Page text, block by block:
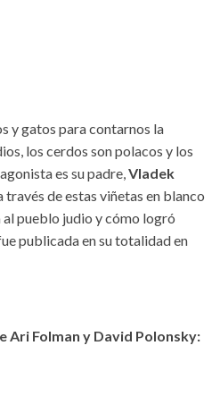
y gatos para contarnos la
los cerdos son polacos y los
es su padre,Vladek
través de estas viñetas en blanco
pueblo judio y cómo logró
publicada en su totalidad en
Ari Folman y David Polonsky: